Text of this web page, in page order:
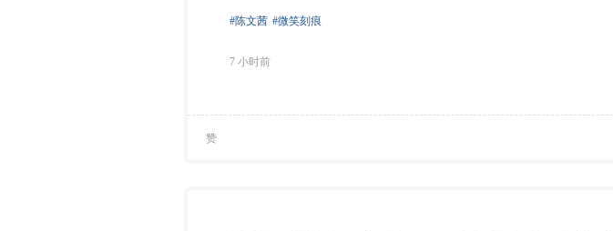
#陈文茜 #微笑刻痕
7 小时前
赞